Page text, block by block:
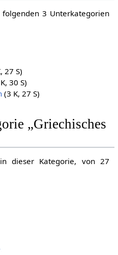
3 Unterkategorien
27 S)
30 S)
(3 K, 27 S)
„Griechisches
dieser Kategorie, von 27